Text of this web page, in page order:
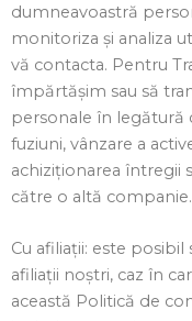
dumneavoastră
monitoriza și analiza
vă contacta. Pentru
împărtășim sau să
personale în legătură
fuziuni, vânzare a
achiziționarea întregii
către o altă companie.
Cu afiliații: este
afiliații noștri, caz în
această Politică de